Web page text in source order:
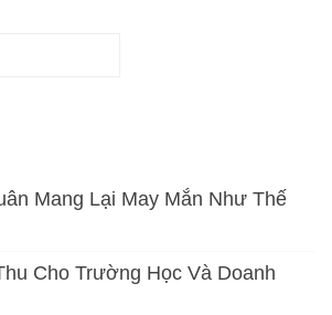
Mang Lại May Mắn Như Thế
Cho Trường Học Và Doanh